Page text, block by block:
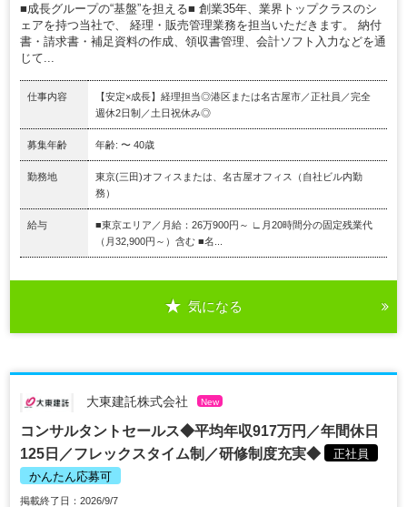
■成長グループの“基盤”を担える■ 創業35年、業界トップクラスのシ
ェアを持つ当社で、 経理・販売管理業務を担当いただきます。 納付
書・請求書・補足資料の作成、領収書管理、会計ソフト入力などを通
じて...
仕事内容
【安定×成長】経理担当◎港区または名古屋市／正社員／完全
週休2日制／土日祝休み◎
募集年齢 年齢: 〜 40歳
勤務地
東京(三田)オフィスまたは、名古屋オフィス（自社ビル内勤
務）
給与
■東京エリア／月給：26万900円～ ∟月20時間分の固定残業代
（月32,900円～）含む ■名...
気になる
大東建託株式会社 New
コンサルタントセールス◆平均年収917万円／年間休日
125日／フレックスタイム制／研修制度充実◆
正社員
かんたん応募可
掲載終了日：2026/9/7